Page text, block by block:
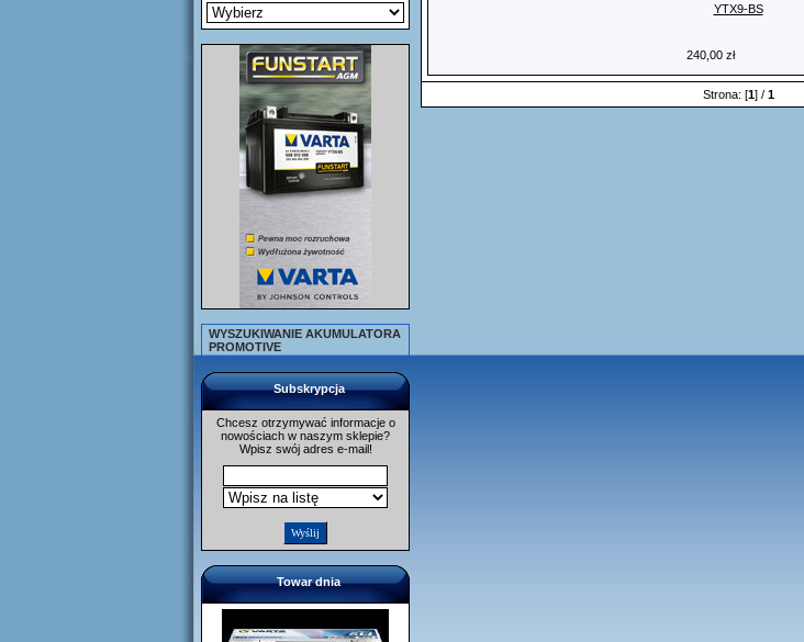
WYSZUKIWANIE AKUMULATORA
PROMOTIVE
Subskrypcja
Chcesz otrzymywać informacje o
nowościach w naszym sklepie?
Wpisz swój adres e-mail!
Towar dnia
YTX9-BS
240,00 zł
Strona: [1] / 1